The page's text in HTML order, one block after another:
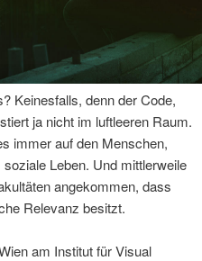
Keinesfalls, denn der Code,
ja nicht im luftleeren Raum.
immer auf den Menschen,
Leben. Und mittlerweile
angekommen, dass
Relevanz besitzt.
am Institut für Visual